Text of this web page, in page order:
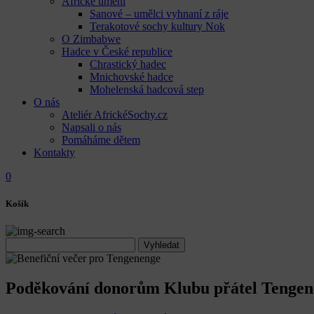
Sanové – umělci vyhnaní z ráje
Terakotové sochy kultury Nok
O Zimbabwe
Hadce v České republice
Chrastický hadec
Mnichovské hadce
Mohelenská hadcová step
O nás
Ateliér AfrickéSochy.cz
Napsali o nás
Pomáháme dětem
Kontakty
0
Košík
Poděkování donorům Klubu přátel